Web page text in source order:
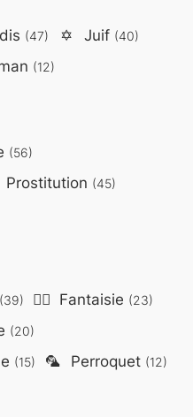
(47) ✡️ Juif (40)
(12)
(56)
Prostitution (45)
(39) 🧙‍♂️ Fantaisie (23)
(20)
(15) 🦜 Perroquet (12)